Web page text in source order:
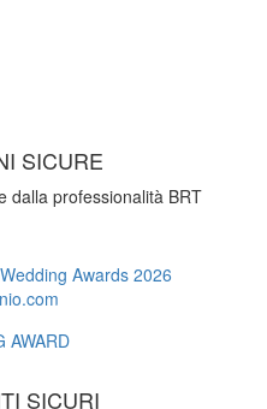
SICURE
dalla professionalità BRT
AWARD
SICURI